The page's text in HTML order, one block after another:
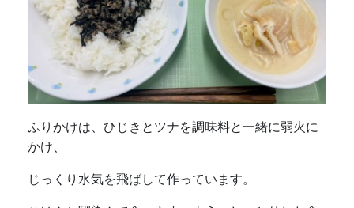
ふりかけは、ひじきとツナを調味料と一緒に弱火に
かけ、
じっくり水気を飛ばして作っています。